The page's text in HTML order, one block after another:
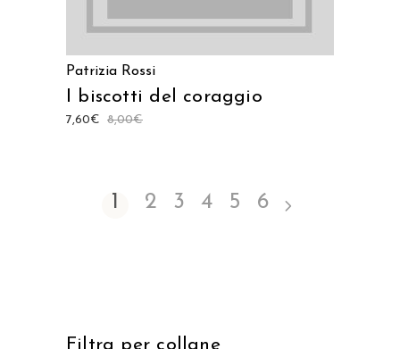
Patrizia Rossi
I biscotti del coraggio
8,00€
7,60€
1 2 3 4 5 6
Filtra per collane